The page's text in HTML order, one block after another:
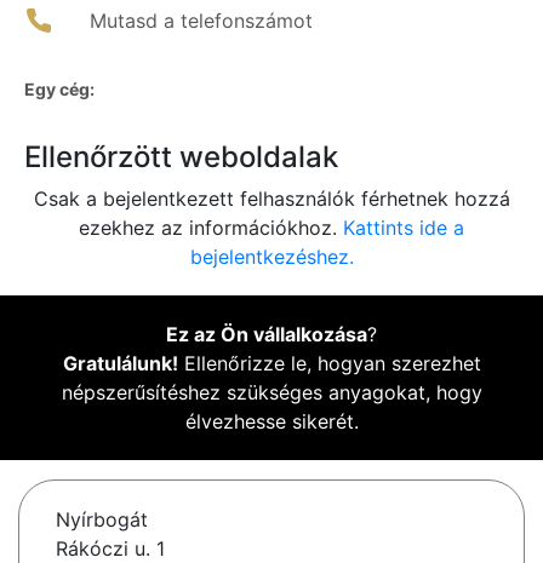
Mutasd a telefonszámot
Egy cég:
Ellenőrzött weboldalak
Csak a bejelentkezett felhasználók férhetnek hozzá
ezekhez az információkhoz. Kattints ide a
bejelentkezéshez.
Ez az Ön vállalkozása?
Gratulálunk! Ellenőrizze le, hogyan szerezhet
népszerűsítéshez szükséges anyagokat, hogy
élvezhesse sikerét.
Nyírbogát
Rákóczi u. 1